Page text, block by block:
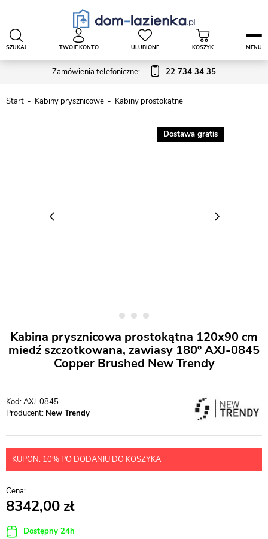
Zamówienia telefoniczne: 22 734 34 35
SZUKAJ TWOJE KONTO ULUBIONE KOSZYK MENU
Start Kabiny prysznicowe Kabiny prostokątne
Dostawa gratis
Kabina prysznicowa prostokątna 120x90 cm
miedź szczotkowana, zawiasy 180º AXJ-0845
Copper Brushed New Trendy
AXJ-0845
Producent: New Trendy
KUPON: 10% PO DODANIU DO KOSZYKA
8342,00
Dostępny 24h